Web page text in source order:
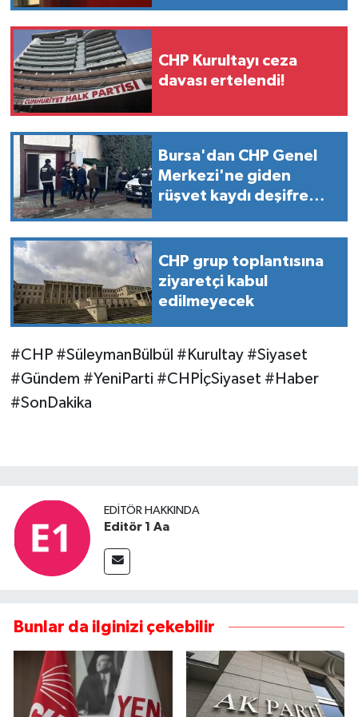
CHP Kurultayı ceza
davası ertelendi!
Bursa'dan CHP Genel
Merkezi'ne giden
rüşvet kaydı deşifre
CHP grup toplantısına
ziyaretçi kabul
edilmeyecek
#CHP #SüleymanBülbül #Kurultay #Siyaset
#Gündem #YeniParti #CHPİçSiyaset #Haber
#SonDakika
EDITÖR HAKKINDA
Editör 1 Aa
Bunlar da ilginizi çekebilir